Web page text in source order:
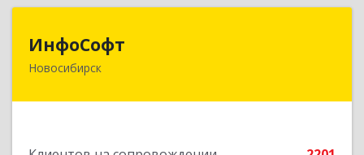
ИнфоСофт
Новосибирск
630091, Новосибирская обл, Новосибирск г,